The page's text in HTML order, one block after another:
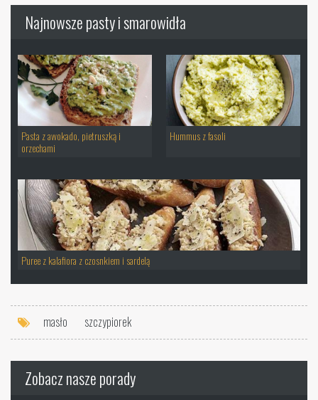
Najnowsze pasty i smarowidła
Pasta z awokado, pietruszką i
orzechami
Hummus z fasoli
Puree z kalafiora z czosnkiem i sardelą
masło szczypiorek
Zobacz nasze porady